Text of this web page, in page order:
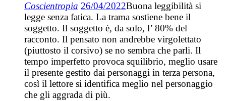
Coscientropia 26/04/2022Buona leggibilità si
legge senza fatica. La trama sostiene bene il
soggetto. Il soggetto è, da solo, l’ 80% del
racconto. Il pensato non andrebbe virgolettato
(piuttosto il corsivo) se no sembra che parli. Il
tempo imperfetto provoca squilibrio, meglio usare
il presente gestito dai personaggi in terza persona,
così il lettore si identifica meglio nel personaggio
che gli aggrada di più.